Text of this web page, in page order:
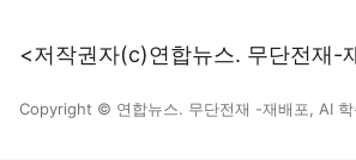
<저작권자(c)연합뉴스. 무단전재-
Copyright © 연합뉴스. 무단전재 -재배포, AI 학